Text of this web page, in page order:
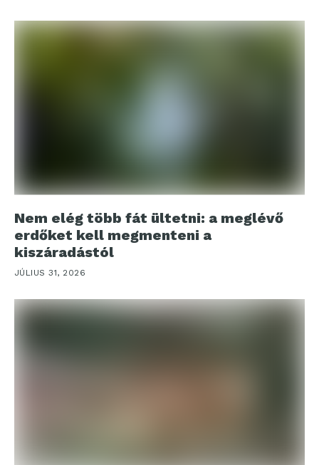
Nem elég több fát ültetni: a meglévő
erdőket kell megmenteni a
kiszáradástól
JÚLIUS 31, 2026